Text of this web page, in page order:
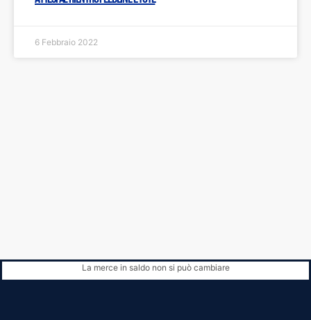
6 Febbraio 2022
La merce in saldo non si può cambiare